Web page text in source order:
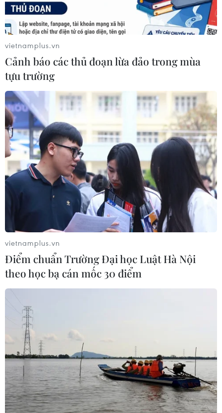
Nga và Mỹ sẽ nối lại đàm phán về giải trừ
vũ khí hạt nhân
10/06/2020 04:18
Nga xác nhận sẽ mở các cuộc đàm phán với Mỹ trong
tháng này về việc gia hạn một hiệp ước giải trừ vũ khí
hạt nhân, song cảnh báo việc Mỹ yêu cầu phải có sự
tham gia của Trung Quốc sẽ gây cản trở.
vietnamplus.vn
Cảnh báo các thủ đoạn lừa đảo trong mùa
tựu trường
vietnamplus.vn
Điểm chuẩn Trường Đại học Luật Hà Nội
theo học bạ cán mốc 30 điểm